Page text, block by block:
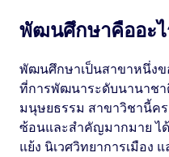
พัฒนศึกษาคืออะ
พัฒนศึกษาเป็นสาขาหนึ่งข
ที่การพัฒนาระดับนานาชา
มนุษยธรรม สาขาวิชานี้ค
ซ้อนและสำคัญมากมาย ไ
แย้ง นิเวศวิทยาการเมือง